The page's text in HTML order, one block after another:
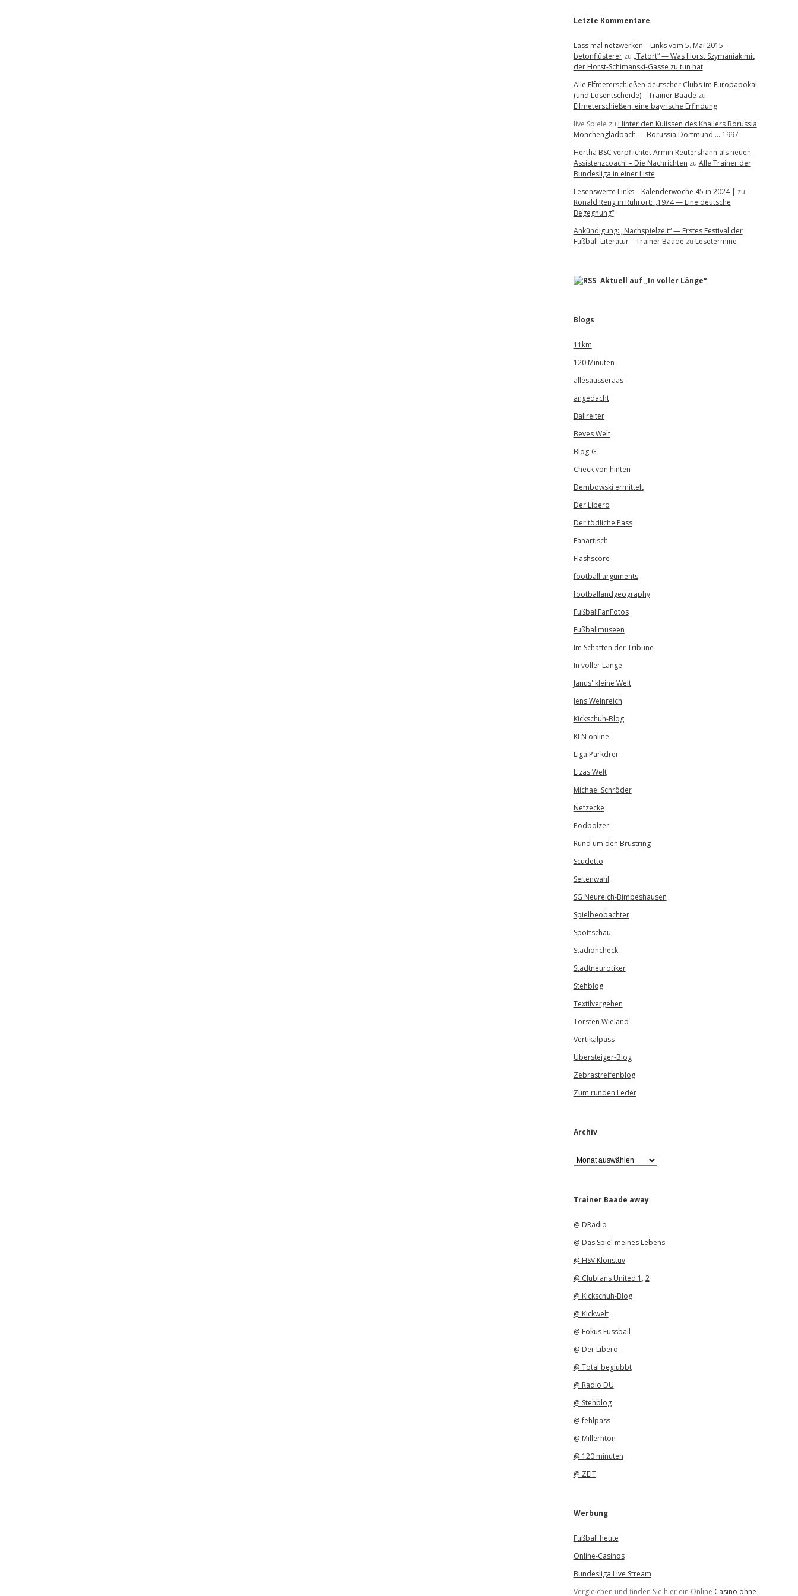
Letzte Kommentare
Lass mal netzwerken – Links vom 5. Mai 2015 –
betonflüstererzu „Tatort“ — Was Horst Szymaniak mit
der Horst-Schimanski-Gasse zu tun hat
Alle Elfmeterschießen deutscher Clubs im Europapokal
(und Losentscheide) – Trainer Baade zu
Elfmeterschießen, eine bayrische Erfindung
live Spiele zu Hinter den Kulissen des Knallers Borussia
Mönchengladbach — Borussia Dortmund … 1997
Hertha BSC verpflichtet Armin Reutershahn als neuen
Assistenzcoach! – Die Nachrichten zu Alle Trainer der
Bundesliga in einer Liste
Lesenswerte Links – Kalenderwoche 45 in 2024 | zu
Ronald Reng in Ruhrort: „1974 — Eine deutsche
Begegnung“
Ankündigung: „Nachspielzeit“ — Erstes Festival der
Fußball-Literatur – Trainer Baade zu Lesetermine
Aktuell auf „In voller Länge“
Blogs
11km
120 Minuten
allesausseraas
angedacht
Ballreiter
Beves Welt
Blog-G
Check von hinten
Dembowski ermittelt
Der Libero
Der tödliche Pass
Fanartisch
Flashscore
football arguments
footballandgeography
FußballFanFotos
Fußballmuseen
Im Schatten der Tribüne
In voller Länge
Janus' kleine Welt
Jens Weinreich
Kickschuh-Blog
KLN online
Liga Parkdrei
Lizas Welt
Michael Schröder
Netzecke
Podbolzer
Rund um den Brustring
Scudetto
Seitenwahl
SG Neureich-Bimbeshausen
Spielbeobachter
Spottschau
Stadioncheck
Stadtneurotiker
Stehblog
Textilvergehen
Torsten Wieland
Vertikalpass
Übersteiger-Blog
Zebrastreifenblog
Zum runden Leder
Archiv
A
r
iTrainer Baade away
@ DRadio
@ Das Spiel meines Lebens
@ HSV Klönstuv
@ Clubfans United 1 , 2
@ Kickschuh-Blog
@ Kickwelt
@ Fokus Fussball
@ Der Libero
@ Total beglubbt
@ Radio DU
@ Stehblog
@ fehlpass
@ Millernton
@ 120 minuten
@ ZEIT
Werbung
Fußball heute
Online-Casinos
Bundesliga Live Stream
Vergleichen und finden Sie hier ein Online Casino ohne